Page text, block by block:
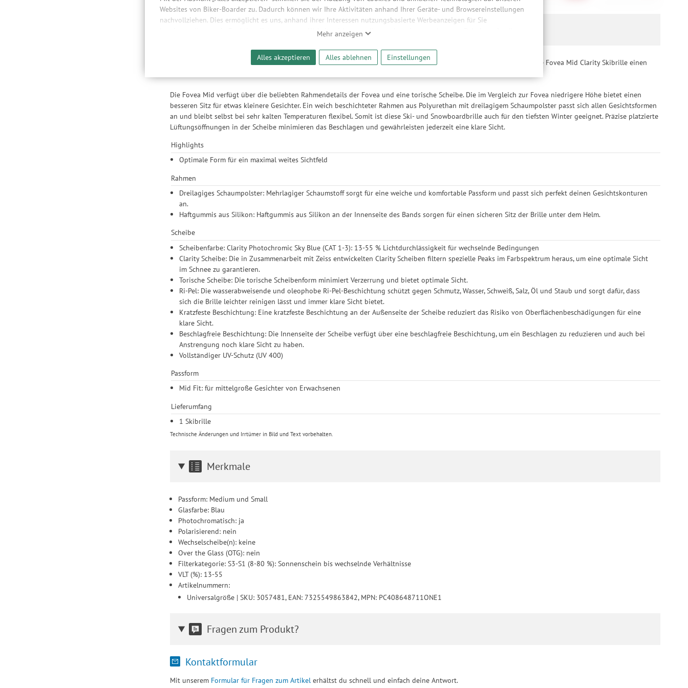
Websites von Biker-Boarder zu. Dadurch können wir Ihre Aktivitäten anhand Ihrer Geräte- und Browsereinstellungen
nachvollziehen. Dies ermöglicht es uns, anhand ihrer Interessen nutzungsbasierte Werbeanzeigen für Sie
bereitzustellen sowie Funktionalitäten unserer Website sicherzustellen und stetig zu verbessern. Dabei werden Ihre
Daten auch an Drittanbieter und Werbepartner weitergegeben. Die Verarbeitung erfolgt ausschließlich zum Zwecke
der Einbindung von Streaming-Inhalten und der Durchführung von statistischer Analyse, Reichweitenmessungen,
Produktempfehlungen und nutzungsbasierter Werbung. Informationen zu den einzelnen Funktionen, den
Einstellungen lediglich für bestimmte Drittanbieter erteilen und jederzeit für die Zukunft widerrufen.
Mehr anzeigen
Alles akzeptieren Alles ablehnen Einstellungen
Basierend auf der Fovea Brille, die POC in Zusammenarbeit mit POC Team-Athlet Aaron Blunck entwickelt hat, bietet die Fovea Mid Clarity Skibrille einen
Die Fovea Mid verfügt über die beliebten Rahmendetails der Fovea und eine torische Scheibe. Die im Vergleich zur Fovea niedrigere Höhe bietet einen
besseren Sitz für etwas kleinere Gesichter. Ein weich beschichteter Rahmen aus Polyurethan mit dreilagigem Schaumpolster passt sich allen Gesichtsformen
an und bleibt selbst bei sehr kalten Temperaturen flexibel. Somit ist diese Ski- und Snowboardbrille auch für den tiefsten Winter geeignet. Präzise platzierte
Lüftungsöffnungen in der Scheibe minimieren das Beschlagen und gewährleisten jederzeit eine klare Sicht.
Highlights
Optimale Form für ein maximal weites Sichtfeld
Rahmen
Dreilagiges Schaumpolster: Mehrlagiger Schaumstoff sorgt für eine weiche und komfortable Passform und passt sich perfekt deinen Gesichtskonturen
an.
Haftgummis aus Silikon: Haftgummis aus Silikon an der Innenseite des Bands sorgen für einen sicheren Sitz der Brille unter dem Helm.
Scheibe
Scheibenfarbe: Clarity Photochromic Sky Blue (CAT 1-3): 13-55 % Lichtdurchlässigkeit für wechselnde Bedingungen
Clarity Scheibe: Die in Zusammenarbeit mit Zeiss entwickelten Clarity Scheiben filtern spezielle Peaks im Farbspektrum heraus, um eine optimale Sicht
im Schnee zu garantieren.
Torische Scheibe: Die torische Scheibenform minimiert Verzerrung und bietet optimale Sicht.
Ri-Pel: Die wasserabweisende und oleophobe Ri-Pel-Beschichtung schützt gegen Schmutz, Wasser, Schweiß, Salz, Öl und Staub und sorgt dafür, dass
sich die Brille leichter reinigen lässt und immer klare Sicht bietet.
Kratzfeste Beschichtung: Eine kratzfeste Beschichtung an der Außenseite der Scheibe reduziert das Risiko von Oberflächenbeschädigungen für eine
klare Sicht.
Beschlagfreie Beschichtung: Die Innenseite der Scheibe verfügt über eine beschlagfreie Beschichtung, um ein Beschlagen zu reduzieren und auch bei
Anstrengung noch klare Sicht zu haben.
Vollständiger UV-Schutz (UV 400)
Passform
Mid Fit: für mittelgroße Gesichter von Erwachsenen
Lieferumfang
1 Skibrille
Technische Änderungen und Irrtümer in Bild und Text vorbehalten.
Merkmale
Passform: Medium und Small
Glasfarbe: Blau
Photochromatisch: ja
Polarisierend: nein
Wechselscheibe(n): keine
Over the Glass (OTG): nein
Filterkategorie: S3-S1 (8-80 %): Sonnenschein bis wechselnde Verhältnisse
VLT (%): 13-55
Artikelnummern:
Universalgröße | SKU: 3057481, EAN: 7325549863842, MPN: PC408648711ONE1
Fragen zum Produkt?
Kontaktformular
Mit unserem Formular für Fragen zum Artikelerhältst du schnell und einfach deine Antwort.